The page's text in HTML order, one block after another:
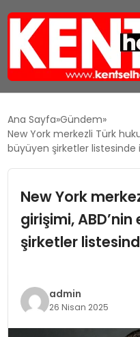
GÜNDEM
EĞITIM
TEKNOLOJI
MAGAZIN
KÜLTÜR & SANAT
Ana Sayfa Gündem
New York merkezli Türk
büyüyen şirketler listesinde
New York
girişimi, ABD’nin
şirketler
admin
26 Nisan 2025